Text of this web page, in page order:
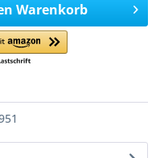
Warenkorb